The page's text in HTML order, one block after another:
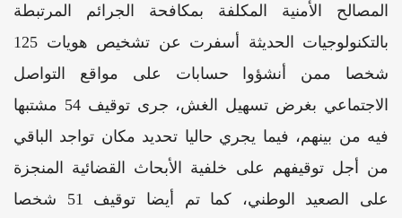
المصالح الأمنية المكلفة بمكافحة الجرائم المرتبطة
بالتكنولوجيات الحديثة أسفرت عن تشخيص هويات 125
شخصا ممن أنشؤوا حسابات على مواقع التواصل
الاجتماعي بغرض تسهيل الغش، جرى توقيف 54 مشتبها
فيه من بينهم، فيما يجري حاليا تحديد مكان تواجد الباقي
من أجل توقيفهم على خلفية الأبحاث القضائية المنجزة
على الصعيد الوطني، كما تم أيضا توقيف 51 شخصا